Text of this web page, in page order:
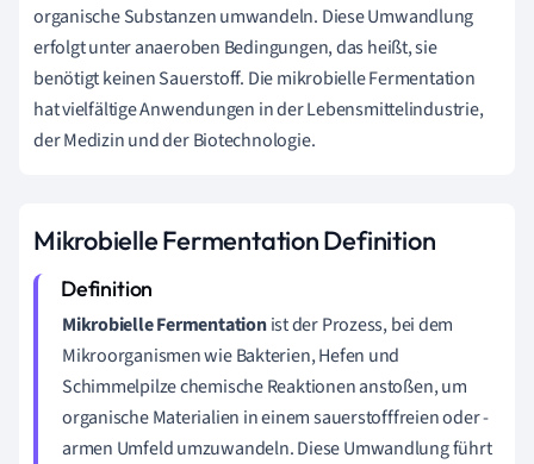
organische Substanzen umwandeln. Diese Umwandlung
erfolgt unter anaeroben Bedingungen, das heißt, sie
benötigt keinen Sauerstoff. Die mikrobielle Fermentation
hat vielfältige Anwendungen in der Lebensmittelindustrie,
der Medizin und der Biotechnologie.
Mikrobielle Fermentation Definition
Mikrobielle Fermentationist der Prozess, bei dem
Mikroorganismen wie Bakterien, Hefen und
Schimmelpilze chemische Reaktionen anstoßen, um
organische Materialien in einem sauerstofffreien oder -
armen Umfeld umzuwandeln. Diese Umwandlung führt